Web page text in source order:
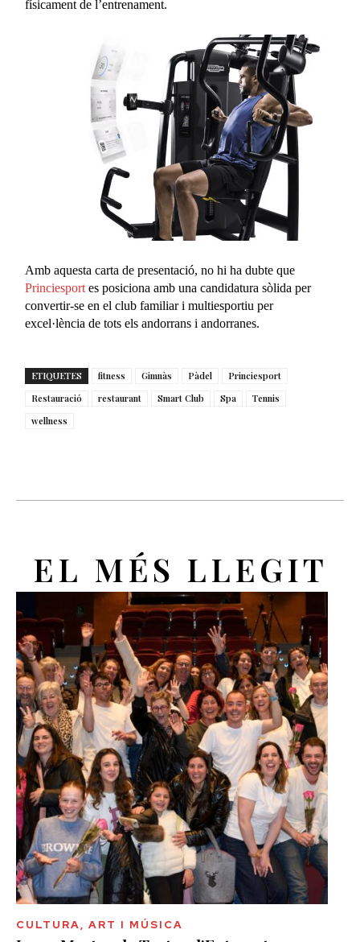
físicament de l’entrenament.
Amb aquesta carta de presentació, no hi ha dubte que
Princiesport es posiciona amb una candidatura sòlida per
convertir-se en el club familiar i multiesportiu per
excel·lència de tots els andorrans i andorranes.
ETIQUETES fitness Gimnàs Pàdel
Princiesport
Restauració
restaurant Smart Club Spa
Tennis
wellness
EL MÉS LLEGIT
CULTURA, ART I MÚSICA